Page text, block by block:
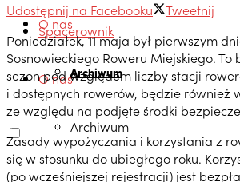
O nas
Archiwum
Spacerownik
O nas
Archiwum
Udostępnij na Facebooku
Tweetnij
Poniedziałek, 11 maja był pierwszym
Sosnowieckiego Roweru Miejskiego.
sezon pod względem liczby stacji
i dostępnych rowerów, będzie również
ze względu na podjęte środki
Zasady wypożyczania i korzystania z
się w stosunku do ubiegłego roku.
(po wcześniejszej rejestracji) jest